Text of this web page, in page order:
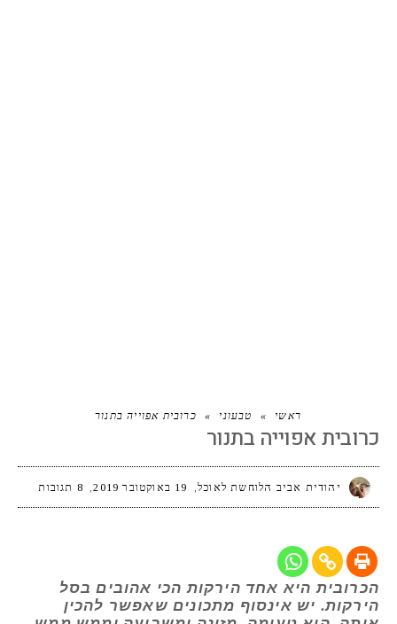
ראשי » טבעוני » כרובית אפוייה בתנור
כרובית אפוייה בתנור
יהודית אביב הלוחשת לאוכל 19 באוקטובר 2019 8 תגובות
הכרובית היא אחד הירקות הכי אהובים בסל
הירקות. יש אינסוף מתכונים שאפשר להכין